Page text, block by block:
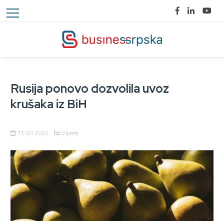
Rusija ponovo dozvolila uvoz
krušaka iz BiH
11.03.2022 Vijesti